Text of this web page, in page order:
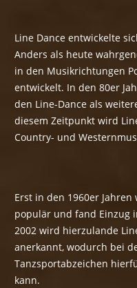
Line Dance entwickelte
Anders als heute
in den Musikrichtungen
entwickelt. In den 80er
den Line-Dance als
diesem Zeitpunkt wird
Country- und
Erst in den 1960er
populär und fand Einzug
2002 wird hierzulande
anerkannt, wodurch bei
Tanzsportabzeichen
kann.